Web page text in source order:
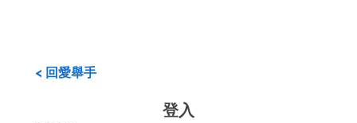
< 回愛舉手
登入